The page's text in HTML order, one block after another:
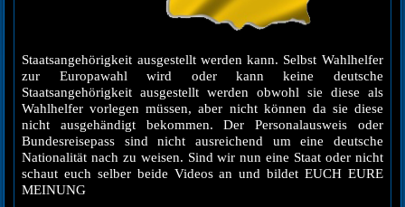
Staatsangehörigkeit ausgestellt werden kann. Selbst Wahlhelfer
zur Europawahl wird oder kann keine deutsche
Staatsangehörigkeit ausgestellt werden obwohl sie diese als
Wahlhelfer vorlegen müssen, aber nicht können da sie diese
nicht ausgehändigt bekommen. Der Personalausweis oder
Bundesreisepass sind nicht ausreichend um eine deutsche
Nationalität nach zu weisen. Sind wir nun eine Staat oder nicht
schaut euch selber beide Videos an und bildet EUCH EURE
MEINUNG